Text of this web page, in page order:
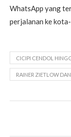
WhatsApp yang
perjalanan ke
CICIPI CENDOL
RAINER ZIETLOW